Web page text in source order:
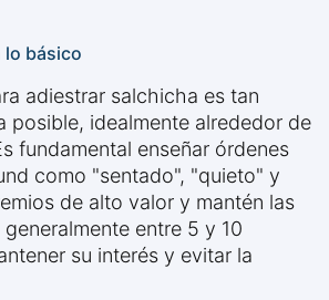
lo básico
adiestrar salchicha es tan
posible, idealmente alrededor de
fundamental enseñar órdenes
como "sentado", "quieto" y
de alto valor y mantén las
entre 5 y 10
su interés y evitar la